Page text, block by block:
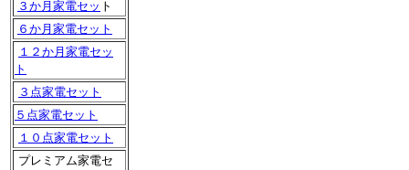
３か月家電セッ ト
６か月家電セット
１２か月家電セッ
ト
３点家電セット
５点家電セット
１０点家電セット
プレミアム家電セ